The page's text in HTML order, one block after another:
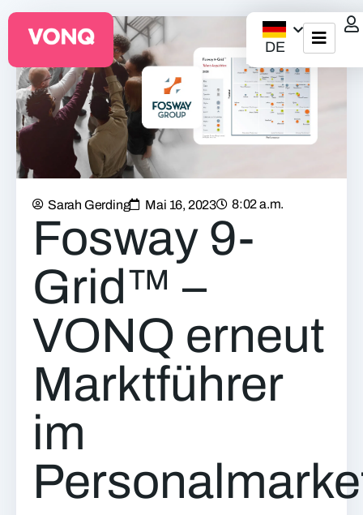
DE
EQO Workflow
Für ATS/HCM
Ressourcen
Über uns
Sarah Gerding Mai 16, 2023 8:02 a.m.
Fosway 9-
Grid™ –
VONQ erneut
Marktführer
im